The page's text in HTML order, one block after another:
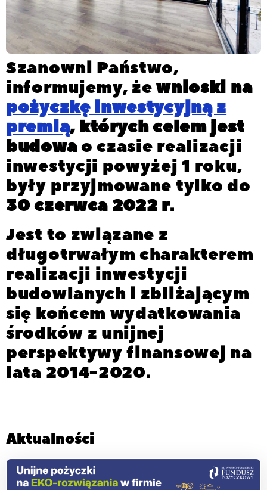
Szanowni Państwo,
informujemy, żewnioski na
pożyczkę inwestycyjną z
premią, których celem jest
budowao czasie realizacji
inwestycji powyżej 1 roku,
były przyjmowane tylko do
30 czerwca 2022 r.
Jest to związane z
długotrwałym charakterem
realizacji inwestycji
budowlanych i zbliżającym
się końcem wydatkowania
środków z unijnej
perspektywy finansowej na
lata 2014-2020.
Aktualności